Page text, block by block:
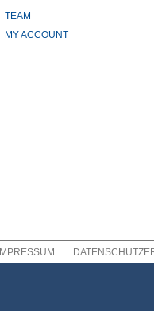
TEAM
MY ACCOUNT
IMPRESSUM